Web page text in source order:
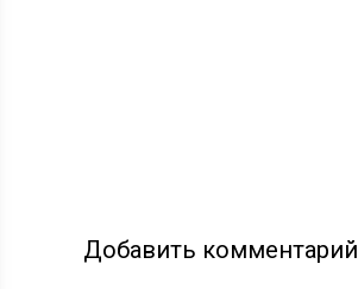
Добавить комментарий